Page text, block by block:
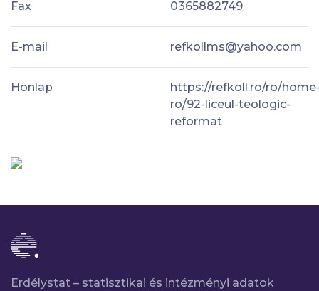
Fax 0365882749
E-mail refkollms@yahoo.com
Honlap
https://refkoll.ro/ro/
ro/92-liceul-teologic-
reformat
Erdélystat – statisztikai és intézményi adatok